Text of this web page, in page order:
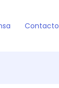
Contacto